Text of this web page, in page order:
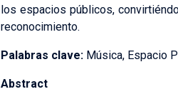
los espacios públicos,
reconocimiento.
Palabras clave:Música, Espacio
Abstract